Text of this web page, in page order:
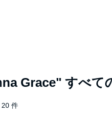
Grace" すべて
20 件